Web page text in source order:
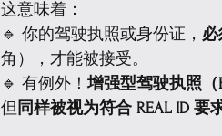
这意味着：
🔹 你的驾驶执照或身份证， 必
角），才能被接受。
🔹 有例外！增强型驾驶执照（
但 同样被视为符合 REAL ID 要